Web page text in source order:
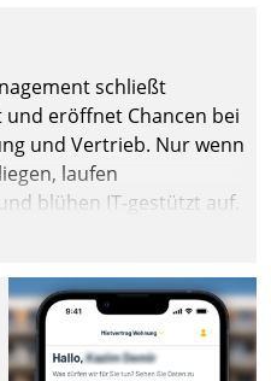
schließt
eröffnet Chancen bei
und Vertrieb. Nur wenn
laufen
blühen IT-gestützt auf.